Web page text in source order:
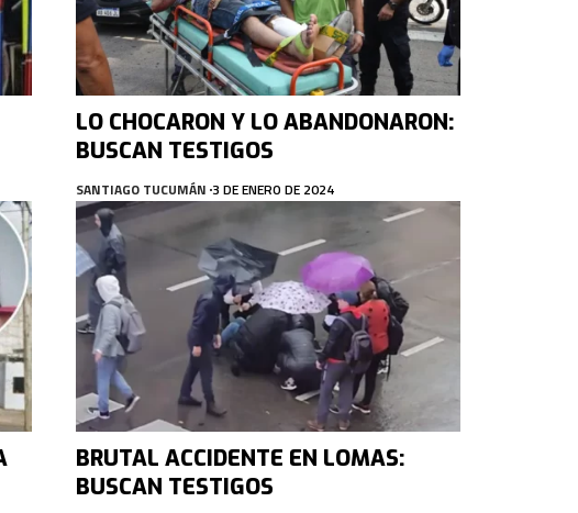
LO CHOCARON Y LO ABANDONARON:
BUSCAN TESTIGOS
SANTIAGO TUCUMÁN 3 DE ENERO DE 2024
BRUTAL ACCIDENTE EN LOMAS:
BUSCAN TESTIGOS